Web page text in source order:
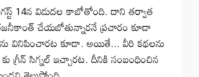
14న విడుదల కాబోతోంది. దాని తర్వాత
చేయబోతున్నారనే ప్రచారం కూడా
వినిపించారట కూడా. అయితే... వీరి కథలను
గ్రీన్ సిగ్నల్ ఇచ్చారట. దీనికి సంబంధించిన